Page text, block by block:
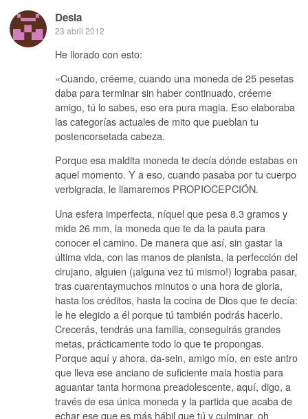
Desia
23 abril 2012
He llorado con esto:
«Cuando, créeme, cuando una moneda de 25 pesetas
daba para terminar sin haber continuado, créeme
amigo, tú lo sabes, eso era pura magia. Eso elaboraba
las categorías actuales de mito que pueblan tu
postencorsetada cabeza.
Porque esa maldita moneda te decía dónde estabas en
aquel momento. Y a eso, cuando pasaba por tu cuerpo
verbigracia, le llamaremos PROPIOCEPCIÓN.
Una esfera imperfecta, níquel que pesa 8.3 gramos y
mide 26 mm, la moneda que te da la pauta para
conocer el camino. De manera que así, sin gastar la
última vida, con las manos de pianista, la perfección del
cirujano, alguien (¡alguna vez tú mismo!) lograba pasar,
tras cuarentaymuchos minutos o una hora de gloria,
hasta los créditos, hasta la cocina de Dios que te decía:
le he elegido a él porque tú también podrás hacerlo.
Crecerás, tendrás una familia, conseguirás grandes
metas, prácticamente todo lo que te propongas.
Porque aquí y ahora, da-sein, amigo mío, en este antro
que lleva ese anciano de suficiente mala hostia para
aguantar tanta hormona preadolescente, aquí, digo, a
través de esa única moneda y la partida que acaba de
echar ese que es más hábil que tú y culminar, oh